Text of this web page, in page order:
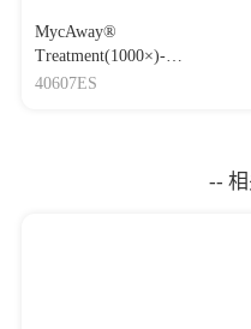
MycAway®
Treatment(1000×)-
Mycoplasma Elimination
40607ES
--